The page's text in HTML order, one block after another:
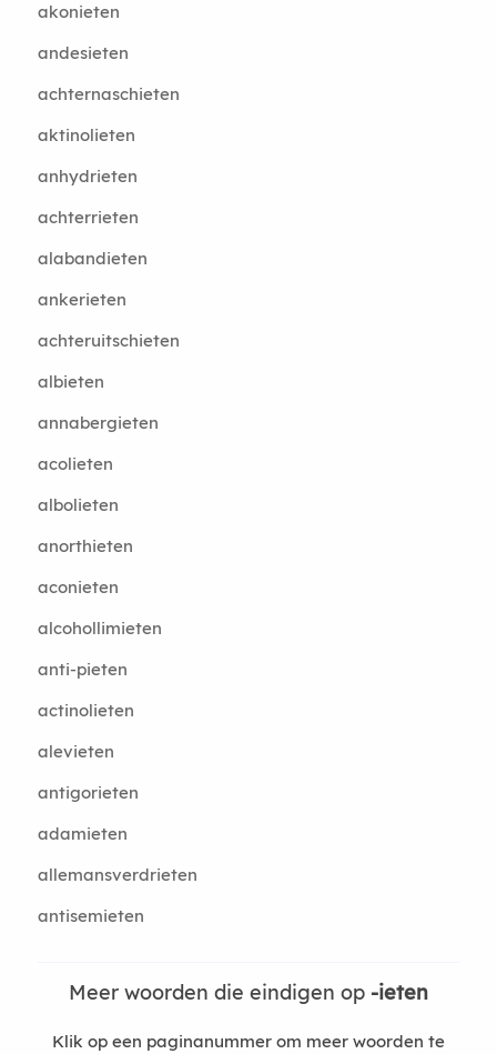
akonieten
andesieten
achternaschieten
aktinolieten
anhydrieten
achterrieten
alabandieten
ankerieten
achteruitschieten
albieten
annabergieten
acolieten
albolieten
anorthieten
aconieten
alcohollimieten
anti-pieten
actinolieten
alevieten
antigorieten
adamieten
allemansverdrieten
antisemieten
Meer woorden die eindigen op -ieten
Klik op een paginanummer om meer woorden te